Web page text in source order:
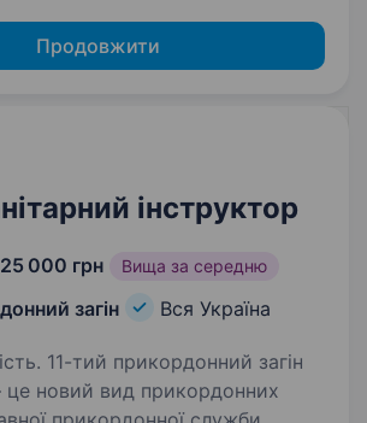
Продовжити
інструктор
000 грн Вища за середню
загін Вся Україна
загін
новий вид прикордонних